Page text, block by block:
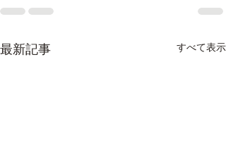
最新記事 すべて表示